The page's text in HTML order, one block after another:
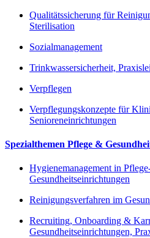
Qualitätssicherung für
Sterilisation
Sozialmanagement
Trinkwassersicherheit,
Verpflegen
Verpflegungskonzepte für
Senioreneinrichtungen
Spezialthemen Pflege &
Hygienemanagement in
Gesundheitseinrichtungen
Reinigungsverfahren im
Recruiting, Onboarding &
Gesundheitseinrichtungen,